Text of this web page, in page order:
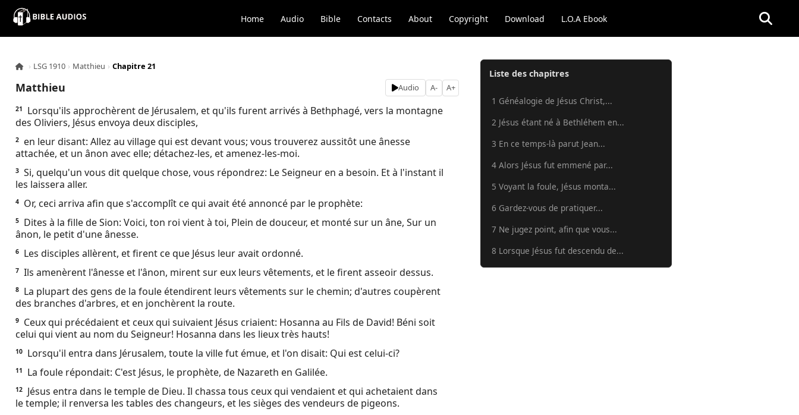
Home Audio Bible Contacts About Copyright Download L.O.A Ebook
×
Audio
Bible
Contacts
About
Copyright
Download
Ebook
› LSG 1910 › Matthieu › Chapitre 21
Matthieu Audio A- A+
21
Lorsqu'ils approchèrent de Jérusalem, et qu'ils furent arrivés à Bethphagé, vers la montagne
des Oliviers, Jésus envoya deux disciples,
2
en leur disant: Allez au village qui est devant vous; vous trouverez aussitôt une ânesse
attachée, et un ânon avec elle; détachez-les, et amenez-les-moi.
3 Si, quelqu'un vous dit quelque chose, vous répondrez: Le Seigneur en a besoin. Et à l'instant il
les laissera aller.
4 Or, ceci arriva afin que s'accomplît ce qui avait été annoncé par le prophète:
5
Dites à la fille de Sion: Voici, ton roi vient à toi, Plein de douceur, et monté sur un âne, Sur un
ânon, le petit d'une ânesse.
6 Les disciples allèrent, et firent ce que Jésus leur avait ordonné.
7 Ils amenèrent l'ânesse et l'ânon, mirent sur eux leurs vêtements, et le firent asseoir dessus.
8
La plupart des gens de la foule étendirent leurs vêtements sur le chemin; d'autres coupèrent
des branches d'arbres, et en jonchèrent la route.
9
Ceux qui précédaient et ceux qui suivaient Jésus criaient: Hosanna au Fils de David! Béni soit
celui qui vient au nom du Seigneur! Hosanna dans les lieux très hauts!
10 Lorsqu'il entra dans Jérusalem, toute la ville fut émue, et l'on disait: Qui est celui-ci?
11 La foule répondait: C'est Jésus, le prophète, de Nazareth en Galilée.
12
Jésus entra dans le temple de Dieu. Il chassa tous ceux qui vendaient et qui achetaient dans
le temple; il renversa les tables des changeurs, et les sièges des vendeurs de pigeons.
Liste des chapitres
1 Généalogie de Jésus Christ,...
2 Jésus étant né à Bethléhem en...
3 En ce temps-là parut Jean...
4 Alors Jésus fut emmené par...
5 Voyant la foule, Jésus monta...
6 Gardez-vous de pratiquer...
7 Ne jugez point, afin que vous...
8 Lorsque Jésus fut descendu de...